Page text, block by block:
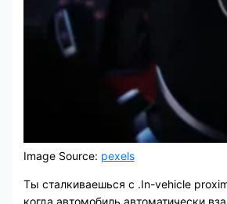
Image Source: pexels
Ты сталкиваешься с .In-vehicle
когда автомобиль автоматически